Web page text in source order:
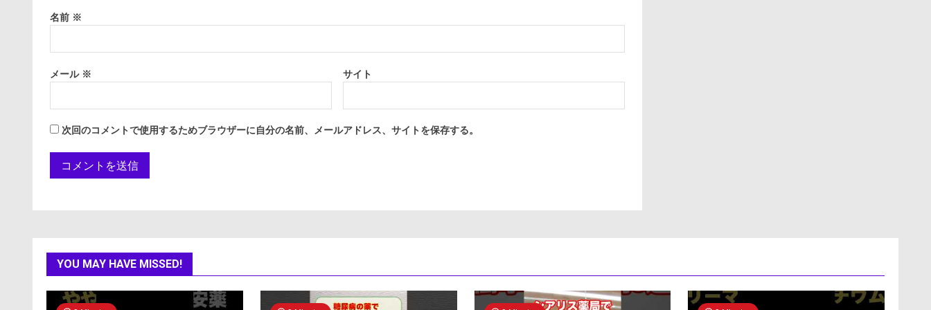
名前 ※
メール ※ サイト
次回のコメントで使用するためブラウザーに自分の名前、メールアドレス、サイトを保存する。
YOU MAY HAVE MISSED!